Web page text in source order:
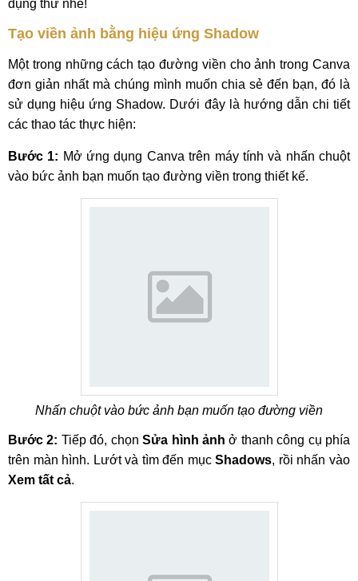
dụng thử nhé!
Tạo viền ảnh bằng hiệu ứng Shadow
Một trong những cách tạo đường viền cho ảnh trong Canva
đơn giản nhất mà chúng mình muốn chia sẻ đến bạn, đó là
sử dụng hiệu ứng Shadow. Dưới đây là hướng dẫn chi tiết
các thao tác thực hiện:
Bước 1: Mở ứng dụng Canva trên máy tính và nhấn chuột
vào bức ảnh bạn muốn tạo đường viền trong thiết kế.
Nhấn chuột vào bức ảnh bạn muốn tạo đường viền
Bước 2: Tiếp đó, chọnSửa hình ảnh ở thanh công cụ phía
trên màn hình. Lướt và tìm đến mụcShadows, rồi nhấn vào
Xem tất cả.